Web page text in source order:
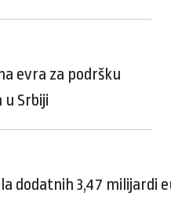
evra za podršku
Srbiji
dodatnih 3,47 milijardi